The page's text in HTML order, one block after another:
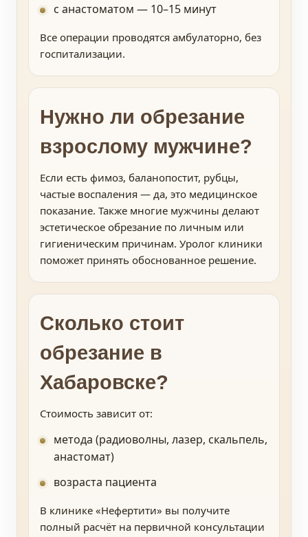
с анастоматом — 10–15 минут
Все операции проводятся амбулаторно, без
госпитализации.
Нужно ли обрезание
взрослому мужчине?
Если есть фимоз, баланопостит, рубцы,
частые воспаления — да, это медицинское
показание. Также многие мужчины делают
эстетическое обрезание по личным или
гигиеническим причинам. Уролог клиники
поможет принять обоснованное решение.
Сколько стоит
обрезание в
Хабаровске?
Стоимость зависит от:
метода (радиоволны, лазер, скальпель,
анастомат)
возраста пациента
В клинике «Нефертити» вы получите
полный расчёт на первичной консультации